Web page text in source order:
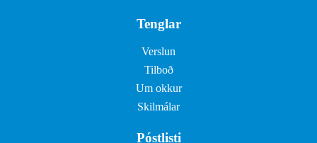
Tenglar
Verslun
Tilboð
Um okkur
Skilmálar
Póstlisti